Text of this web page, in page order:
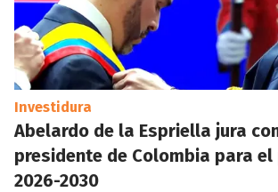
Investidura
Abelardo de la Espriella jura
presidente de Colombia para
2026-2030